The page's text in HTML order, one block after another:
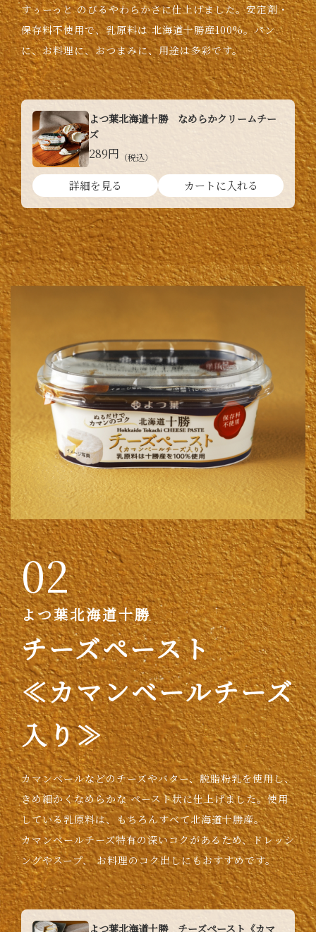
すぅーっとのびるやわらかさに仕上げました。安定剤・
保存料不使用で、乳原料は北海道十勝産100%。パン
に、お料理に、おつまみに、用途は多彩です。
よつ葉北海道十勝 なめらかクリームチー
ズ
289円 （税込）
詳細を見る カートに入れる
02
よつ葉北海道十勝
チーズペースト
≪カマンベールチーズ
入り≫
カマンベールなどのチーズやバター、脱脂粉乳を使用し、
きめ細かくなめらかなペースト状に仕上げました。使用
している乳原料は、 もちろんすべて北海道十勝産。
カマンベールチーズ特有の深いコクがあるため、ドレッシ
ングやスープ、お料理のコク出しにもおすすめです。
よつ葉北海道十勝 チーズペースト《カマ